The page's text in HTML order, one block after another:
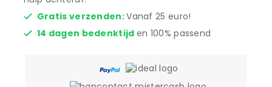
Gratis verzenden:Vanaf 25 euro!
14 dagen bedenktijd en 100% passend